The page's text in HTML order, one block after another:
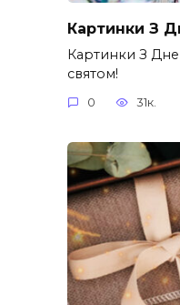
Картинки З
Картинки З
святом!
0 31к.